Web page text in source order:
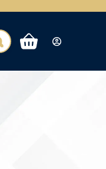
عربة
التسوق